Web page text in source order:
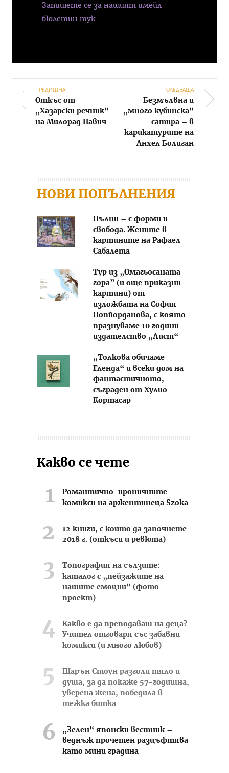
Запишете се за нашият имейл
бюлетин тук
Post navigation
ПРЕДИШНА
Откъс от
„Хазарски речник“
на Милорад Павич
СЛЕДВАЩА
Безмълвна и
„много кубинска“
сатира – в
карикатурите на
Анхел Болиган
НОВИ ПОПЪЛНЕНИЯ
Пълни – с форми и
свобода. Жените в
картините на Рафаел
Сабалета
Тур из „Омагьосаната
гора” (и още приказни
картини) от
изложбата на София
Попйорданова, с която
празнуваме 10 години
издателство „Лист“
„Толкова обичаме
Гленда“ и всеки дом на
фантастичното,
съграден от Хулио
Кортасар
Какво се чете
Романтично-ироничните
комикси на аржентинеца Szoka
12 книги, с които да започнете
2018 г. (откъси и ревюта)
Топография на сълзите:
каталог с „пейзажите на
нашите емоции“ (фото
проект)
Какво е да преподаваш на деца?
Учител отговаря със забавни
комикси (и много любов)
Шарън Стоун разголи тяло и
душа, за да покаже 57-годишна,
уверена жена, победила в
тежка битка
„Зелен“ японски вестник –
веднъж прочетен разцъфтява
като мини градина